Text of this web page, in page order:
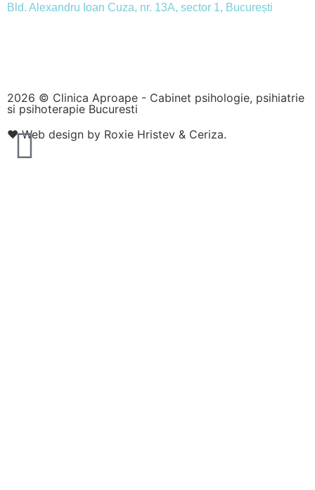
Bld. Alexandru Ioan Cuza, nr. 13A, sector 1, București
2026 © Clinica Aproape - Cabinet psihologie, psihiatrie
si psihoterapie Bucuresti
❤️Web design by Roxie Hristev & Ceriza.